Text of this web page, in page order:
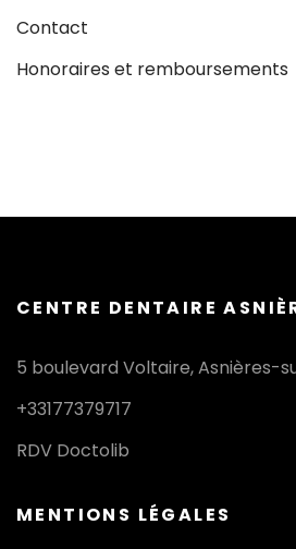
Contact
Honoraires et remboursements
CENTRE DENTAIRE
5 boulevard Voltaire, Asnières-
+33177379717
RDV Doctolib
MENTIONS LÉGALES